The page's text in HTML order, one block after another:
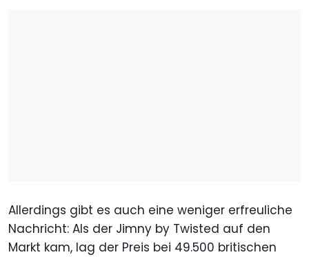
Allerdings gibt es auch eine weniger erfreuliche
Nachricht: Als der Jimny by Twisted auf den
Markt kam, lag der Preis bei 49.500 britischen